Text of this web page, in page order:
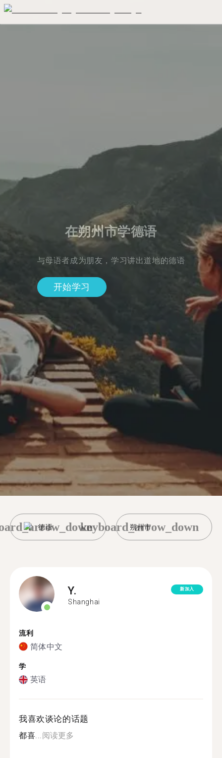
在朔州市学德语
与母语者成为朋友，学习讲出道地的德语
开始学习
德语 朔州市
keyboard_arrow_down
Y.
Shanghai
新加入
流利
简体中文
学
英语
我喜欢谈论的话题
都喜...阅读更多